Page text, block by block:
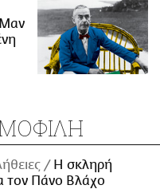
H σκληρή
τον Πάνο Βλάχο